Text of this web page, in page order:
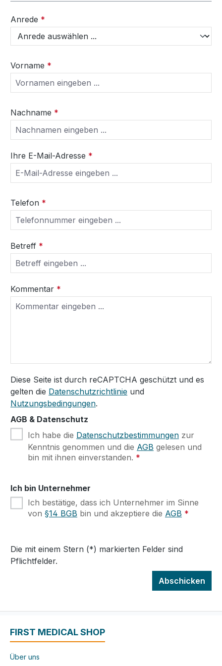
Anrede *
Vorname *
Nachname *
Ihre E-Mail-Adresse *
Telefon *
Betreff *
Kommentar *
Diese Seite ist durch reCAPTCHA geschützt und es
gelten die Datenschutzrichtlinie und
Nutzungsbedingungen.
AGB & Datenschutz
Ich habe die Datenschutzbestimmungen zur
Kenntnis genommen und die AGB gelesen und
bin mit ihnen einverstanden. *
Ich bin Unternehmer
Ich bestätige, dass ich Unternehmer im Sinne
von §14 BGB bin und akzeptiere die AGB *
Die mit einem Stern (*) markierten Felder sind
Pflichtfelder.
Abschicken
FIRST MEDICAL SHOP
Über uns